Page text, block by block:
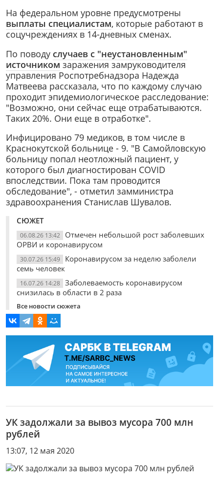
На федеральном уровне предусмотрены
выплаты специалистам, которые работают в
соцучреждениях в 14-дневных сменах.
По поводу случаев с "неустановленным"
источником заражения замруководителя
управления Роспотребнадзора Надежда
Матвеева рассказала, что по каждому случаю
проходит эпидемиологическое расследование:
"Возможно, они сейчас еще отрабатываются.
Таких 20%. Они еще в отработке".
Инфицировано 79 медиков, в том числе в
Краснокутской больнице - 9. "В Самойловскую
больницу попал неотложный пациент, у
которого был диагностирован COVID
впоследствии. Пока там проводится
обследование", - отметил замминистра
здравоохранения Станислав Шувалов.
СЮЖЕТ
06.08.26 13:42
Отмечен небольшой рост заболевших
ОРВИ и коронавирусом
30.07.26 15:49
Коронавирусом за неделю заболели
семь человек
16.07.26 14:28
Заболеваемость коронавирусом
снизилась в области в 2 раза
Все новости сюжета
УК задолжали за вывоз мусора 700 млн
рублей
13:07, 12 мая 2020